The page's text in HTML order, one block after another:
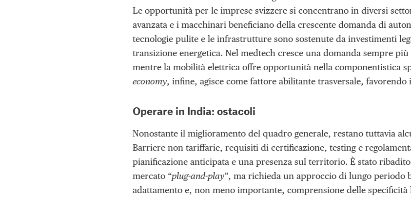
Le opportunità per le imprese svizzere si concentrano in diversi
avanzata e i macchinari beneficiano della crescente domanda di
tecnologie pulite e le infrastrutture sono sostenute da investimenti
transizione energetica. Nel medtech cresce una domanda sempre
mentre la mobilità elettrica offre opportunità nella componentistica
economy, infine, agisce come fattore abilitante trasversale,
Operare in India: ostacoli
Nonostante il miglioramento del quadro generale, restano tuttavia
Barriere non tariffarie, requisiti di certificazione, testing e
pianificazione anticipata e una presenza sul territorio. È stato
mercato “plug-and-play”, ma richieda un approccio di lungo periodo
adattamento e, non meno importante, comprensione delle specificità